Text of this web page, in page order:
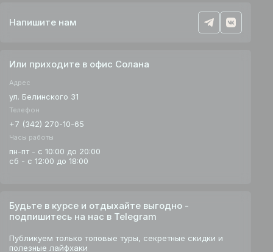
Напишите нам
Или приходите в офис Солана
Адрес
ул. Белинского 31
Телефон
+7 (342) 270-10-65
Часы работы
пн-пт - с 10:00 до 20:00
сб - с 12:00 до 18:00
Будьте в курсе и отдыхайте выгодно -
подпишитесь на нас в Telegram
Публикуем только топовые туры, секретные скидки и
полезные лайфхаки